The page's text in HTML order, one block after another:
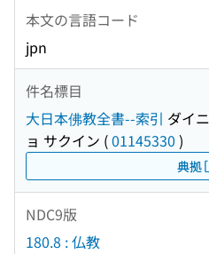
本文の言語コード
jpn
件名標目
大日本佛教全書--索引 ダイ
ョ サクイン (01145330 )
典拠
NDC9版
180.8 : 仏教